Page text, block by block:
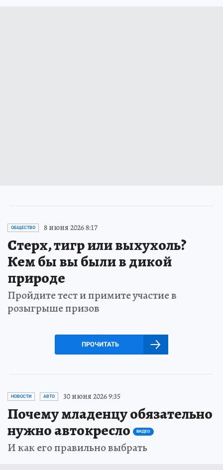
ОБЩЕСТВО 8 июня 2026 8:17
Стерх, тигр или выхухоль?
Кем бы вы были в дикой
природе
Пройдите тест и примите участие в
розыгрыше призов
ПРОЧИТАТЬ
НОВОСТИ АВТО 30 июня 2026 9:35
Почему младенцу обязательно
нужно автокресло
ВИДЕО
И как его правильно выбрать